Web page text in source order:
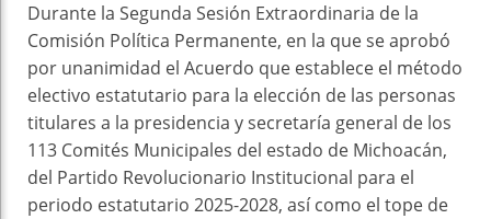
Durante la Segunda Sesión Extraordinaria de la
Comisión Política Permanente, en la que se aprobó
por unanimidad el Acuerdo que establece el método
electivo estatutario para la elección de las personas
titulares a la presidencia y secretaría general de los
113 Comités Municipales del estado de Michoacán,
del Partido Revolucionario Institucional para el
periodo estatutario 2025-2028, así como el tope de